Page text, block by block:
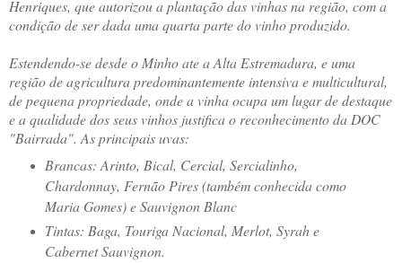
Henriques, que autorizou a plantação das vinhas na região, com a
condição de ser dada uma quarta parte do vinho produzido.
Estendendo-se desde o Minho ate a Alta Estremadura, e uma
região de agricultura predominantemente intensiva e multicultural,
de pequena propriedade, onde a vinha ocupa um lugar de destaque
e a qualidade dos seus vinhos justifica o reconhecimento da DOC
"Bairrada". As principais uvas:
Brancas: Arinto, Bical, Cercial, Sercialinho,
Chardonnay, Fernão Pires (também conhecida como
Maria Gomes) e Sauvignon Blanc
Tintas: Baga, Touriga Nacional, Merlot, Syrah e
Cabernet Sauvignon.